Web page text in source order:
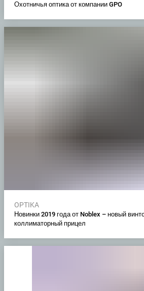
Охотничья оптика от компании GPO
OPTIKA
Новинки 2019 года от Noblex – новый
коллиматорный прицел